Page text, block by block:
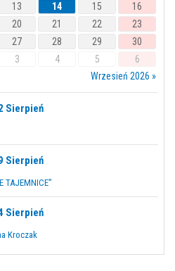
13 14 15
16
20 21 22
23
27 28 29
30
3 4 5
6
Wrzesień 2026 »
Sierpień
Sierpień
TAJEMNICE”
Sierpień
Kroczak